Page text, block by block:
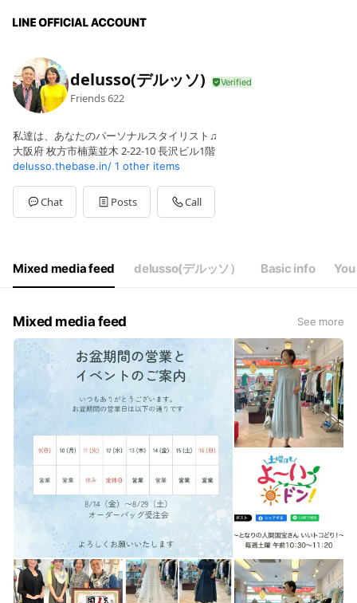
delusso(デルッソ)
Friends622
私達は、あなたのパーソナルスタイリスト♫
大阪府 枚方市楠葉並木 2-22-10 長沢ビル1階
delusso.thebase.in/ 1 other items
Chat Posts Call
Mixed media feed delusso(デルッソ） Basic info
Mixed media feed See more